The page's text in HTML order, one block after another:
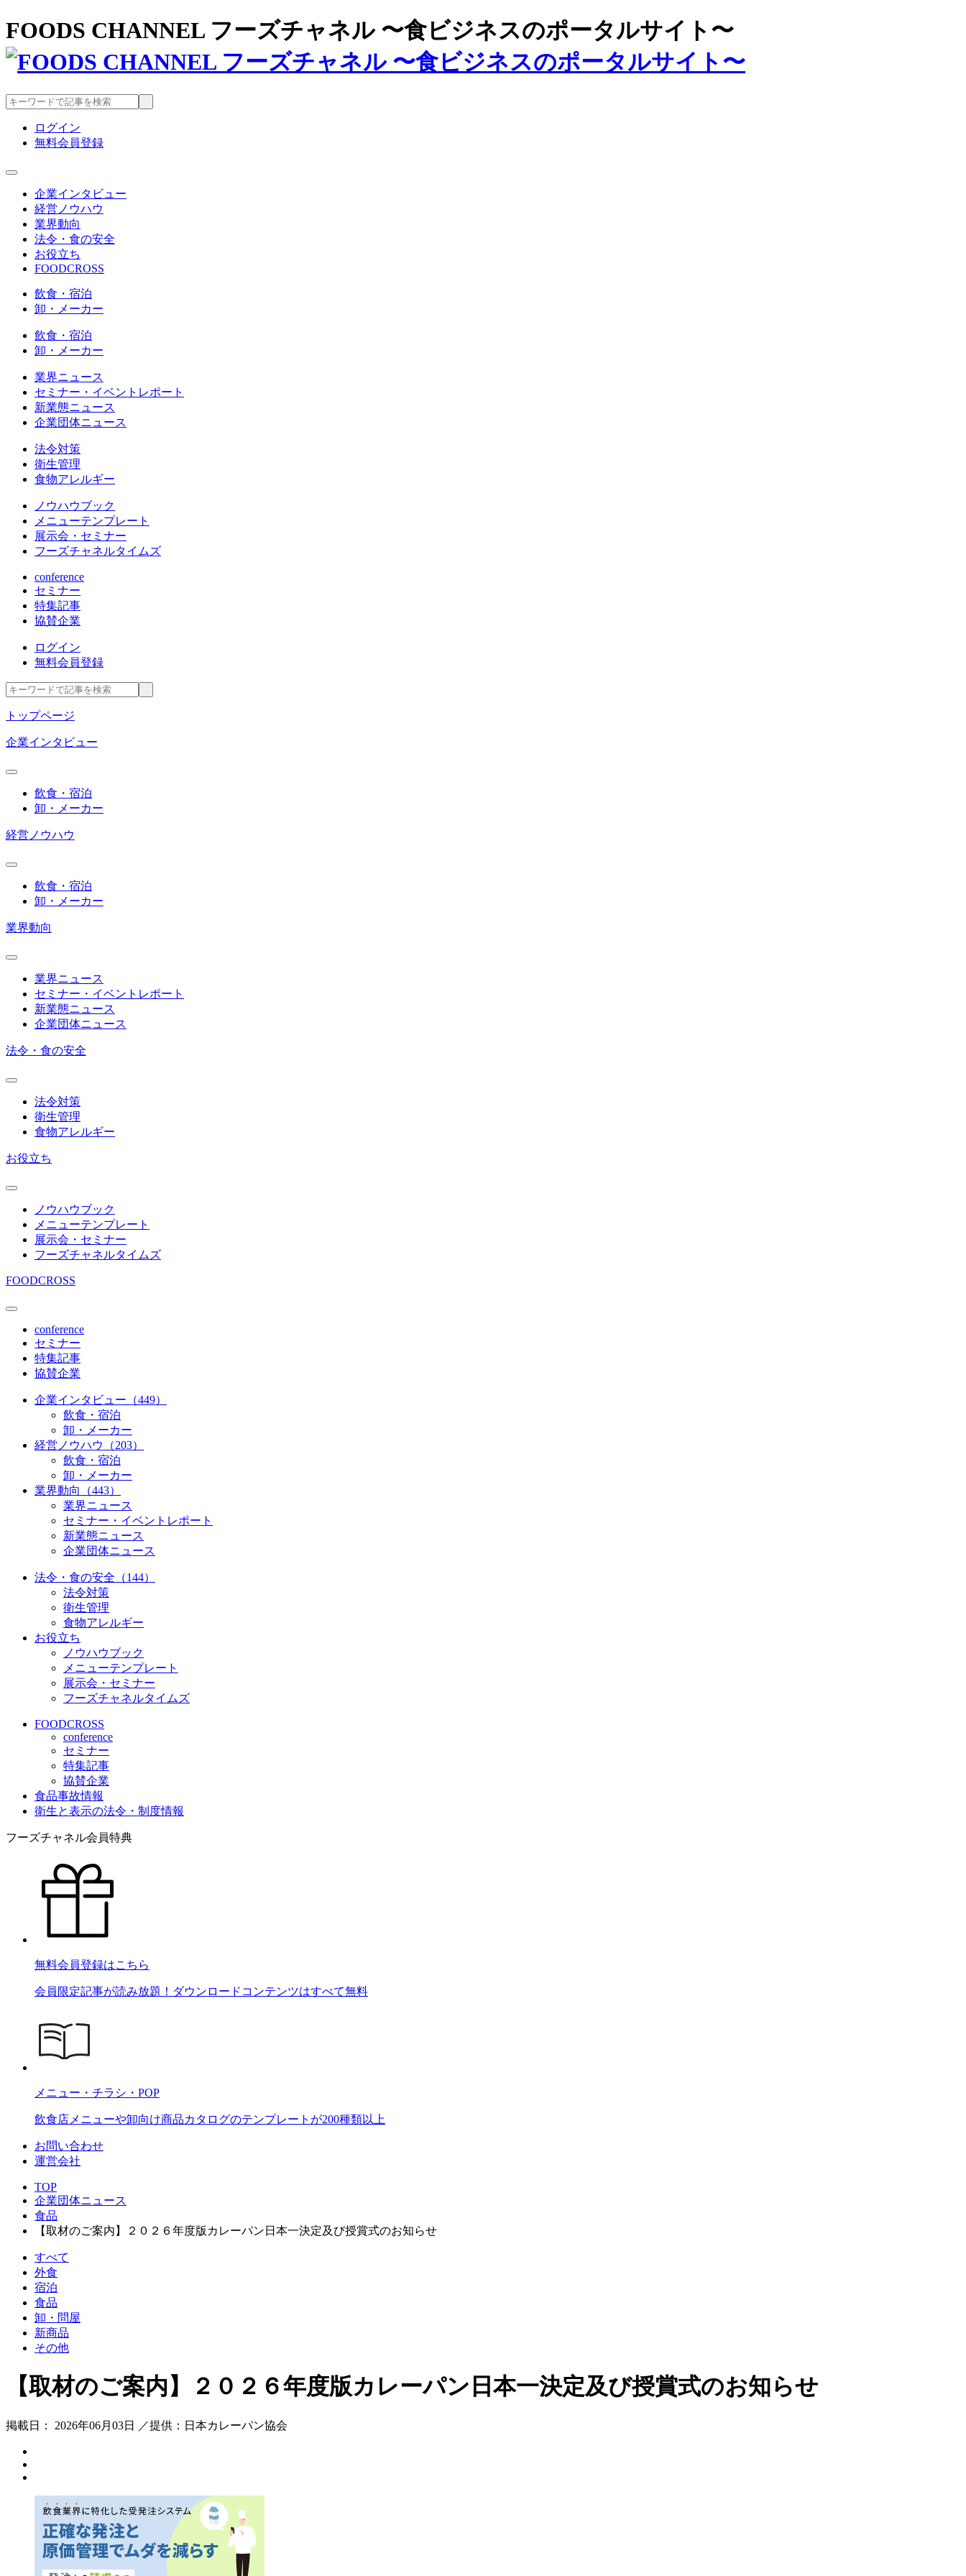
FOODS CHANNEL フーズチャネル 〜食ビジネスのポータルサイト〜
ログイン
無料会員登録
企業インタビュー
経営ノウハウ
業界動向
法令・食の安全
お役立ち
FOODCROSS
飲食・宿泊
卸・メーカー
飲食・宿泊
卸・メーカー
業界ニュース
セミナー・イベントレポート
新業態ニュース
企業団体ニュース
法令対策
衛生管理
食物アレルギー
ノウハウブック
メニューテンプレート
展示会・セミナー
フーズチャネルタイムズ
conference
セミナー
特集記事
協賛企業
ログイン
無料会員登録
トップページ
企業インタビュー
飲食・宿泊
卸・メーカー
経営ノウハウ
飲食・宿泊
卸・メーカー
業界動向
業界ニュース
セミナー・イベントレポート
新業態ニュース
企業団体ニュース
法令・食の安全
法令対策
衛生管理
食物アレルギー
お役立ち
ノウハウブック
メニューテンプレート
展示会・セミナー
フーズチャネルタイムズ
FOODCROSS
conference
セミナー
特集記事
協賛企業
企業インタビュー（449）
飲食・宿泊
卸・メーカー
経営ノウハウ（203）
飲食・宿泊
卸・メーカー
業界動向（443）
業界ニュース
セミナー・イベントレポート
新業態ニュース
企業団体ニュース
法令・食の安全（144）
法令対策
衛生管理
食物アレルギー
お役立ち
ノウハウブック
メニューテンプレート
展示会・セミナー
フーズチャネルタイムズ
FOODCROSS
conference
セミナー
特集記事
協賛企業
食品事故情報
衛生と表示の法令・制度情報
フーズチャネル会員特典
無料会員登録はこちら
会員限定記事が読み放題！ダウンロードコンテンツはすべて無料
メニュー・チラシ・POP
飲食店メニューや卸向け商品カタログのテンプレートが200種類以上
お問い合わせ
運営会社
TOP
企業団体ニュース
食品
【取材のご案内】２０２６年度版カレーパン日本一決定及び授賞式のお知らせ
すべて
外食
宿泊
食品
卸・問屋
新商品
その他
【取材のご案内】２０２６年度版カレーパン日本一決定及び授賞式のお知らせ
掲載日： 2026年06月03日 ／提供：日本カレーパン協会